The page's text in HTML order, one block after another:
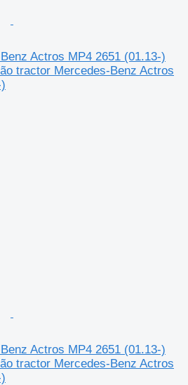
Actros MP4 2651 (01.13-)
tractor Mercedes-Benz Actros
Actros MP4 2651 (01.13-)
tractor Mercedes-Benz Actros